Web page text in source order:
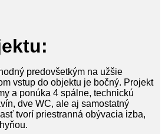
predovšetkým na užšie
vstup do objektu je bočný. Projekt
a ponúka 4 spálne, technickú
dve WC, ale aj samostatný
tvorí priestranná obývacia izba,